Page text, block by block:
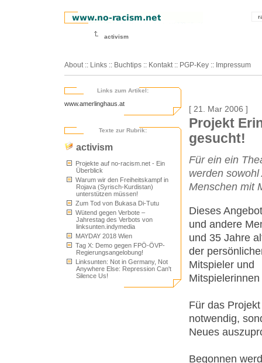
activism
About :: Links :: Buchtips :: Kontakt :: PGP-Key :: Impressum
Links zum Artikel:
www.amerlinghaus.at
Texte zur Rubrik:
activism
Projekte auf no-racism.net - Ein
Überblick
Warum wir den Freiheitskampf in
Rojava (Syrisch-Kurdistan)
unterstützen müssen!
Zum Tod von Bukasa Di-Tutu
Wütend gegen Verbote –
Jahrestag des Verbots von
linksunten.indymedia
MAYDAY 2018 Wien
Tag X: Demo gegen FPÖ-ÖVP-
Regierungsangelobung!
Linksunten: Not in Germany, Not
Anywhere Else: Repression Can't
Silence Us!
[ 21. Mar 2006 ]
Projekt
gesucht!
Für ein ein
werden
Menschen mit
Dieses
und andere
und 35 Jahre
der
Mitspieler und
Für das
notwendig,
Neues
Begonnen